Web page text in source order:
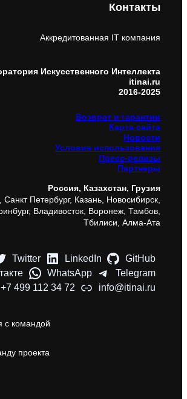
Контакты
Аккредитованная IT компания
Искусственного Интеллекта
itinai.ru
2016-2025
Возврат и гарантии
Карта сайта
Новости
Условия использования
Пресс-релизы
Партнеры
Россия, Казахстан, Грузия
Санкт Петербург, Казань, Новосибирск,
Владивосток, Воронеж, Тамбов,
Тбилиси, Алма-Ата
Twitter LinkedIn
GitHub
WhatsApp
Telegram
+7 499 112 34 72
info@itinai.ru
с командой
проекта